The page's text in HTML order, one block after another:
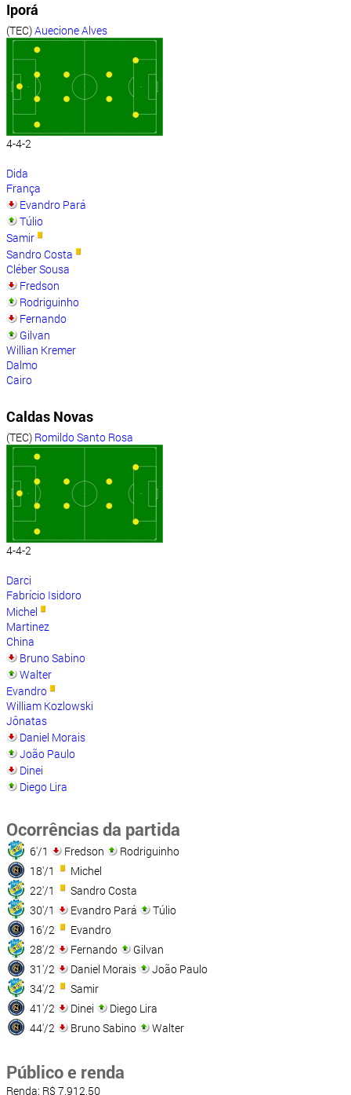
Iporá
(TEC)Auecione Alves
4-4-2
Dida
França
Evandro Pará
Túlio
Samir
Sandro Costa
Cléber Sousa
Fredson
Rodriguinho
Fernando
Gilvan
Willian Kremer
Dalmo
Cairo
Caldas Novas
(TEC) Romildo Santo Rosa
4-4-2
Darci
Fabrício Isidoro
Michel
Martinez
China
Bruno Sabino
Walter
Evandro
William Kozlowski
Jônatas
Daniel Morais
João Paulo
Dinei
Diego Lira
Ocorrências da partida
6'/1 Fredson
Rodriguinho
18'/1
Michel
22'/1
Sandro Costa
30'/1
Evandro Pará
Túlio
16'/2
Evandro
28'/2
Fernando
Gilvan
31'/2
Daniel Morais
João Paulo
34'/2
Samir
41'/2
Dinei
Diego Lira
44'/2
Bruno Sabino Walter
Público e renda
Renda: R$ 7.912,50